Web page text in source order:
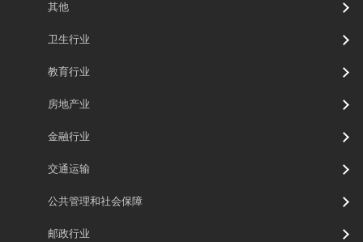
其他
卫生行业
教育行业
房地产业
金融行业
交通运输
公共管理和社会保障
邮政行业